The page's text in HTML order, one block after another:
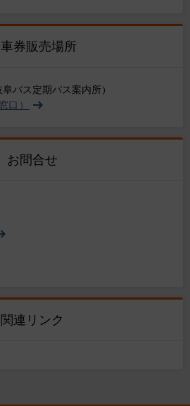
券販売場所
バス定期バス案内所）
口）
お問合せ
関連リンク